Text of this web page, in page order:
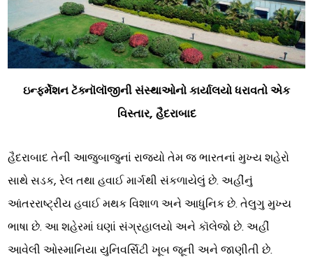
ઇન્ફર્મેશન ટૅક્નૉલૉજીની સંસ્થાઓનો કાર્યાલયો ધરાવતો એક
વિસ્તાર, હૈદરાબાદ
હૈદરાબાદ તેની આજુબાજુનાં રાજ્યો તેમ જ ભારતનાં મુખ્ય શહેરો
સાથે સડક, રેલ તથા હવાઈ માર્ગથી સંકળાયેલું છે. અહીંનું
આંતરરાષ્ટ્રીય હવાઈ મથક વિશાળ અને આધુનિક છે. તેલુગુ મુખ્ય
ભાષા છે. આ શહેરમાં ઘણાં સંગ્રહાલયો અને કૉલેજો છે. અહીં
આવેલી ઓસ્માનિયા યુનિવર્સિટી ખૂબ જૂની અને જાણીતી છે.